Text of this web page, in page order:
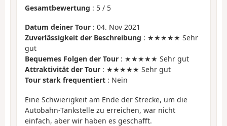
Gesamtbewertung : 5 / 5
Datum deiner Tour : 04. Nov 2021
Zuverlässigkeit der Beschreibung : ★★★★★ Sehr
gut
Bequemes Folgen der Tour : ★★★★★ Sehr gut
Attraktivität der Tour : ★★★★★ Sehr gut
Tour stark frequentiert : Nein
Eine Schwierigkeit am Ende der Strecke, um die
Autobahn-Tankstelle zu erreichen, war nicht
einfach, aber wir haben es geschafft.